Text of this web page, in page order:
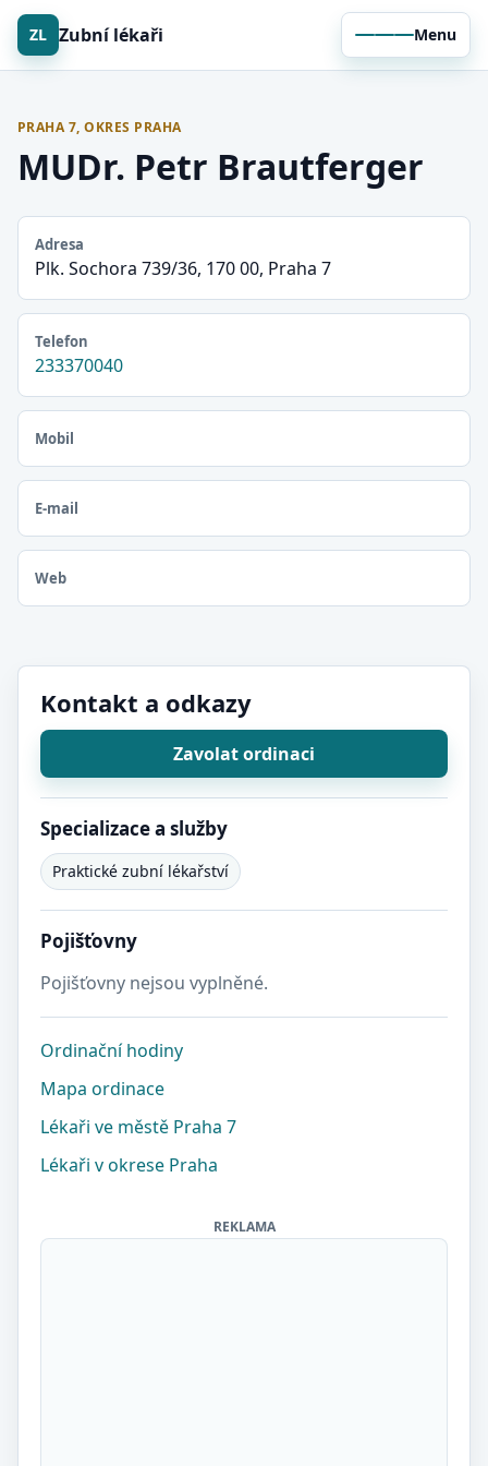
ZL Zubní lékaři Menu
PRAHA 7, OKRES PRAHA
MUDr. Petr Brautferger
Adresa
Plk. Sochora 739/36, 170 00, Praha 7
Telefon
233370040
Mobil
E-mail
Web
Kontakt a odkazy
Zavolat ordinaci
Specializace a služby
Praktické zubní lékařství
Pojišťovny
Pojišťovny nejsou vyplněné.
Ordinační hodiny
Mapa ordinace
Lékaři ve městě Praha 7
Lékaři v okrese Praha
REKLAMA